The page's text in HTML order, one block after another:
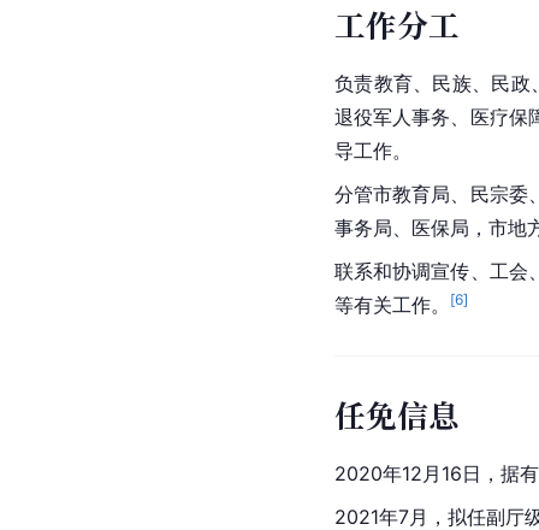
工作分工
负责教育、民族、民政
退役军人事务、医疗保
导工作。
分管市教育局、民宗委
事务局、医保局，市地
联系和协调宣传、工会
等有关工作。
[6]
任免信息
2020年12月16日，据
2021年7月，拟任副厅